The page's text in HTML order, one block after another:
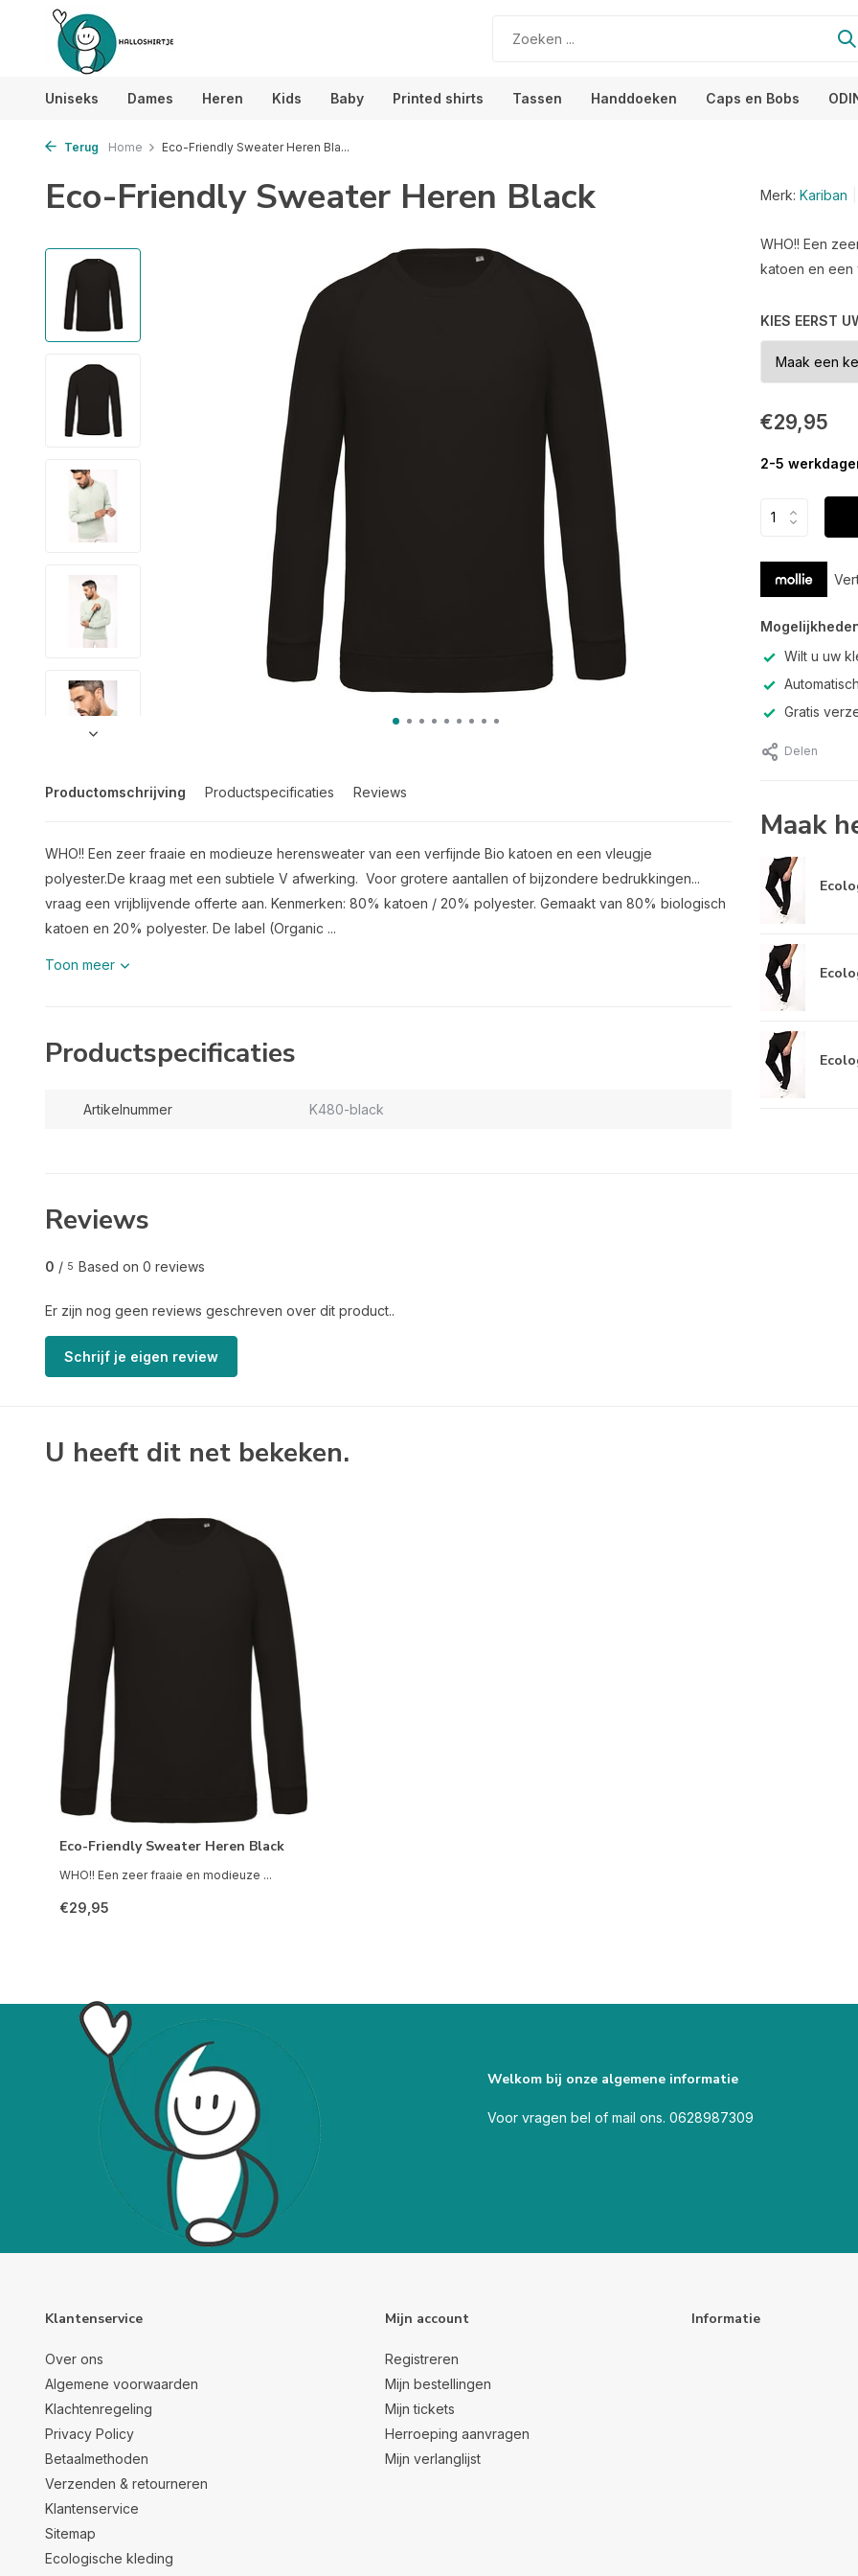
Uniseks Dames Heren Kids Baby Printed shirts Tassen Handdoeken Caps en Bobs
Terug Home Eco-Friendly Sweater Heren Bla...
Eco-Friendly Sweater Heren Black
Productomschrijving Productspecificaties Reviews
WHO!! Een zeer fraaie en modieuze herensweater van een verfijnde Bio katoen en een vleugje
polyester.De kraag met een subtiele V afwerking. Voor grotere aantallen of bijzondere bedrukkingen...
vraag een vrijblijvende offerte aan. Kenmerken: 80% katoen / 20% polyester. Gemaakt van 80% biologisch
katoen en 20% polyester. De label (Organic ...
Toon meer
Productspecificaties
Artikelnummer K480-black
Merk: Kariban
WHO!! Een
katoen en een
KIES EERST
€29,95
2-5
Wilt u uw
Gratis
Delen
Maak
Reviews
0 / 5 Based on 0 reviews
Er zijn nog geen reviews geschreven over dit product..
Schrijf je eigen review
U heeft dit net bekeken.
Eco-Friendly Sweater Heren Black
WHO!! Een zeer fraaie en modieuze ...
€29,95
Welkom bij onze algemene informatie
Voor vragen bel of mail ons. 0628987309
Klantenservice
Over ons
Algemene voorwaarden
Klachtenregeling
Privacy Policy
Betaalmethoden
Verzenden & retourneren
Klantenservice
Sitemap
Ecologische kleding
Mijn account
Registreren
Mijn bestellingen
Mijn tickets
Herroeping aanvragen
Mijn verlanglijst
Informatie